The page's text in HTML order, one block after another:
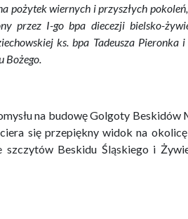
pożytek wiernych i przyszłych
przez I-go bpa diecezji bielsko-
ks. bpa Tadeusza
Bożego.
na budowę Golgoty
się przepiękny widok na
szczytów Beskidu Śląskiego i